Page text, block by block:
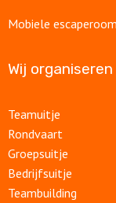
Mobiele
Wij
Teamuitje
Rondvaart
Groepsuitje
Bedrijfsuitje
Teambuilding